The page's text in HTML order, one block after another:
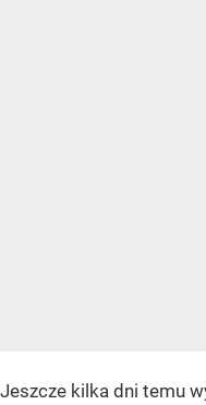
Jeszcze kilka dni temu